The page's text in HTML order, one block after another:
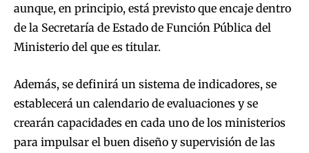
aunque, en principio, está previsto que encaje dentro
de la Secretaría de Estado de Función Pública del
Ministerio del que es titular.
Además, se definirá un sistema de indicadores, se
establecerá un calendario de evaluaciones y se
crearán capacidades en cada uno de los ministerios
para impulsar el buen diseño y supervisión de las